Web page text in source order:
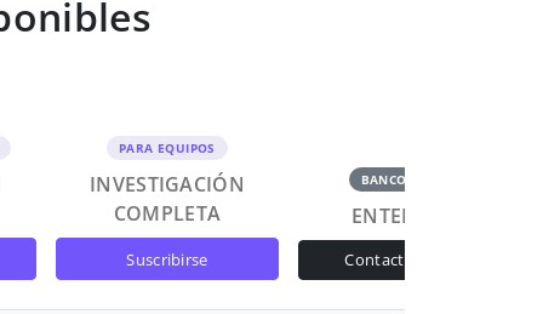
PARA EQUIPOS
INVESTIGACIÓN
COMPLETA
suscribirse
BANCOS Y GOB
ENTERPRISE
contactar ventas